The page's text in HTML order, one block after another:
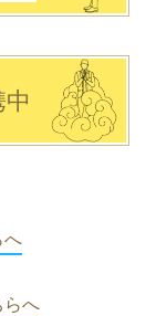
へ
らへ